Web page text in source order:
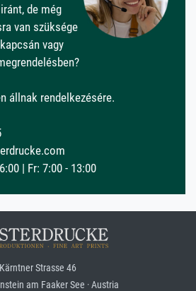
de még
van szüksége
vagy
állnak rendelkezésére.
| Fr: 7:00 - 13:00
Kärntner Strasse 46
am Faaker See · Austria